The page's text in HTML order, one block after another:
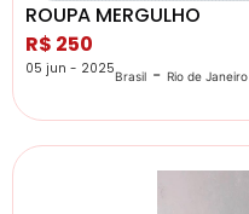
ROUPA MERGULHO
R$ 250
05 jun - 2025Brasil - Rio de Janeiro